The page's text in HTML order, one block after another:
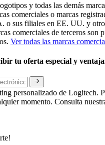
y todas las demás
comerciales o marcas
o sus filiales en EE. UU. y
comerciales de terceros son
Ver todas las marcas
tu oferta especial y
personalizado de Logitech.
momento. Consulta